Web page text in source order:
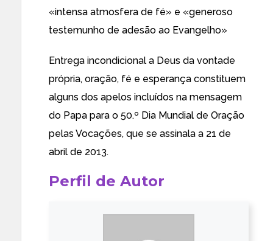
«intensa atmosfera de fé» e «generoso
testemunho de adesão ao Evangelho»
Entrega incondicional a Deus da vontade
própria, oração, fé e esperança constituem
alguns dos apelos incluídos na mensagem
do Papa para o 50.º Dia Mundial de Oração
pelas Vocações, que se assinala a 21 de
abril de 2013.
Perfil de Autor